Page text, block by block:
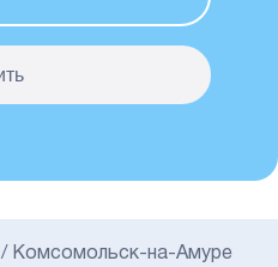
/ Комсомольск-на-Амуре